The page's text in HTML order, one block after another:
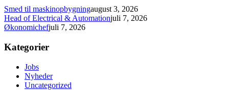
Smed til maskinopbygningaugust 3, 2026
Head of Electrical & Automationjuli 7, 2026
Økonomichefjuli 7, 2026
Kategorier
Jobs
Nyheder
Uncategorized